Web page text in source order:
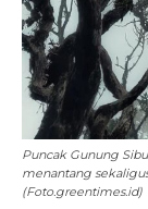
Puncak Gunung
menantang
(Foto.greentimes.id)